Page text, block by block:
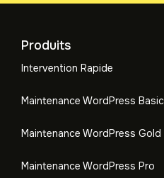
Produits
Intervention Rapide
Maintenance WordPress Basic
Maintenance WordPress Gold
Maintenance WordPress Pro